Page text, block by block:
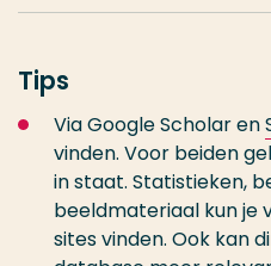
Tips
Via Google Scholar en
vinden. Voor beiden
in staat. Statistieken,
beeldmateriaal kun je
sites vinden. Ook kan